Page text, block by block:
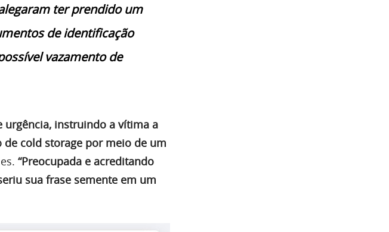
ter prendido um
de identificação
vazamento de
urgência, instruindo a vítima a
de cold storage por meio de um
“Preocupada e acreditando
sua frase semente em um